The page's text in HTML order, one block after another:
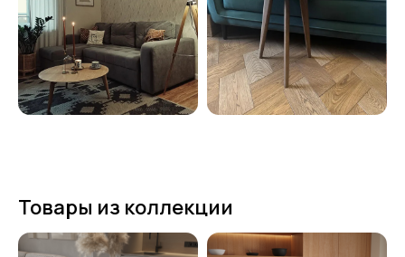
Товары из коллекции